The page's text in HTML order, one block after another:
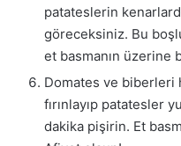
patateslerin
göreceksiniz. Bu
et basmanın üzerine
Domates ve biberleri
fırınlayıp patatesler
dakika pişirin. Et